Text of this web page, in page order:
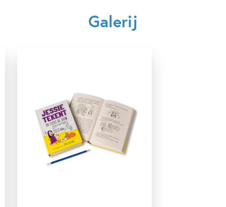
Graphic novel/extra veel beeld
Galerij